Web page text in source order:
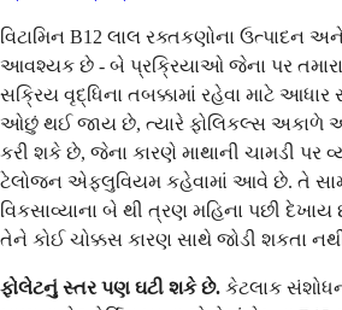
વિટામિન B12 લાલ રક્તકણોના ઉત્પાદન
આવશ્યક છે - બે પ્રક્રિયાઓ જેના પર તમારા
સક્રિય વૃદ્ધિના તબક્કામાં રહેવા માટે
ઓછું થઈ જાય છે, ત્યારે ફોલિકલ્સ અકાળે
કરી શકે છે, જેના કારણે માથાની ચામડી
ટેલોજન એફ્લુવિયમ કહેવામાં આવે છે. તે
વિકસાવ્યાના બે થી ત્રણ મહિના પછી દેખાય
તેને કોઈ ચોક્કસ કારણ સાથે જોડી શકતા
ફોલેટનું સ્તર પણ ઘટી શકે છે. કેટલાક